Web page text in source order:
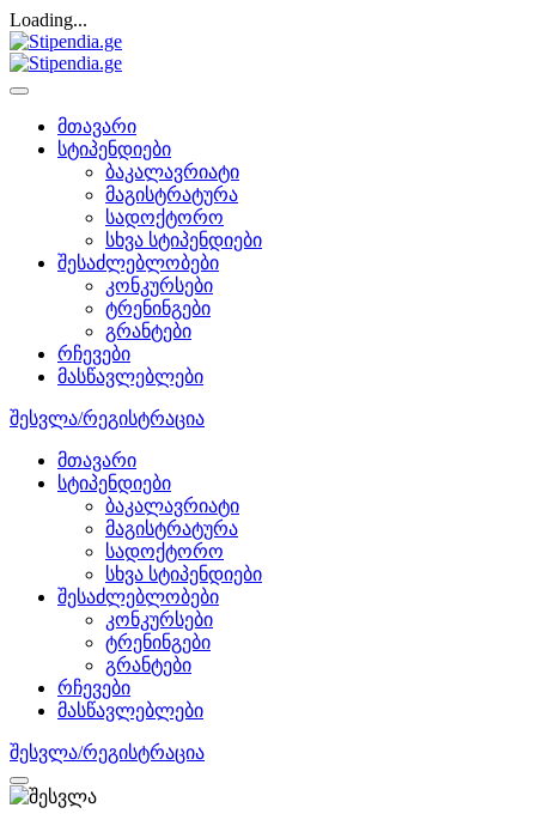
Loading...
მთავარი
სტიპენდიები
ბაკალავრიატი
მაგისტრატურა
სადოქტორო
სხვა სტიპენდიები
შესაძლებლობები
კონკურსები
ტრენინგები
გრანტები
რჩევები
მასწავლებლები
შესვლა/რეგისტრაცია
მთავარი
სტიპენდიები
ბაკალავრიატი
მაგისტრატურა
სადოქტორო
სხვა სტიპენდიები
შესაძლებლობები
კონკურსები
ტრენინგები
გრანტები
რჩევები
მასწავლებლები
შესვლა/რეგისტრაცია